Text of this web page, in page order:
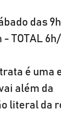
das 9h
- TOTAL
é uma
além da
literal da